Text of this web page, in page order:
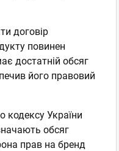
договір
повинен
достатній обсяг
його правовий
кодексу України
обсяг
прав на бренд